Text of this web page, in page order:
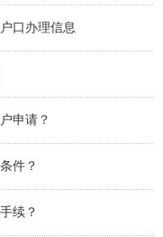
口办理信息
申请？
件？
续？